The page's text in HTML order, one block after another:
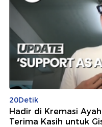
20Detik
Hadir di Kremasi
Terima Kasih untuk